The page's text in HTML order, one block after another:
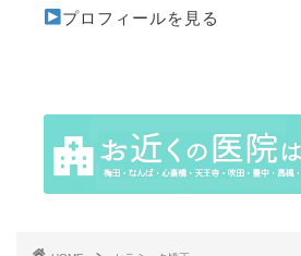
プロフィールを見る